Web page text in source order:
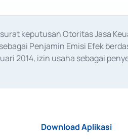
keputusan Otoritas Jasa
Penjamin Emisi Efek
2014, izin usaha sebagai
Download Aplikasi